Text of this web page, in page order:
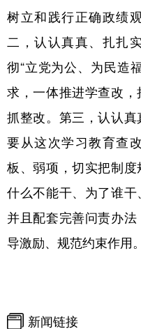
树立和践行正确政绩
二，认认真真、扎扎
彻“立党为公、为民造
求，一体推进学查改
抓整改。第三，认认真
要从这次学习教育查
板、弱项，切实把制度
什么不能干、为了谁干
并且配套完善问责办法
导激励、规范约束作用。
新闻链接